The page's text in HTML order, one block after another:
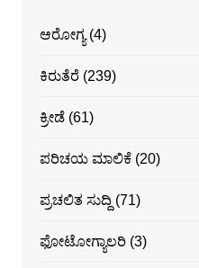
ಆರೋಗ್ಯ(4)
ಕಿರುತೆರೆ(239)
ಕ್ರೀಡೆ(61)
ಪರಿಚಯ ಮಾಲಿಕೆ(20)
ಪ್ರಚಲಿತ ಸುದ್ದಿ (71)
ಫೋಟೋಗ್ಯಾಲರಿ(3)